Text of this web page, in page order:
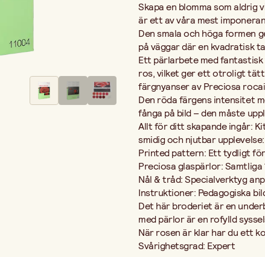
Skapa en blomma som
är ett av våra mest
Den smala och höga
på väggar där en kvadratisk
Ett pärlarbete med
ros, vilket ger ett otroligt tätt
färgnyanser av Preciosa
Den röda färgens intensitet
fånga på bild – den måste
Allt för ditt skapande ingår:
smidig och njutbar upplevelse:
Printed pattern: Ett tydligt
Preciosa glaspärlor:
Nål & tråd: Specialverktyg
Instruktioner: Pedagogiska
Det här broderiet är en
med pärlor är en rofylld
När rosen är klar har du ett
Svårighetsgrad: Expert